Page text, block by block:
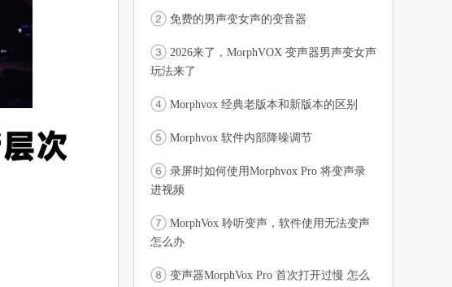
免费的男声变女声的变音器
2026来了，MorphVOX 变声器男声变女声
玩法来了
Morphvox 经典老版本和新版本的区别
Morphvox 软件内部降噪调节
录屏时如何使用Morphvox Pro 将变声录
进视频
MorphVox 聆听变声，软件使用无法变声
怎么办
变声器MorphVox Pro 首次打开过慢 怎么